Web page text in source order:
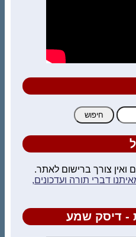
ואין צורך ברישום לאתר.
דברי תורה ועדכונים,
- דיסק שמע